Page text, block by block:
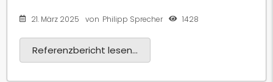
21. März 2025 von Philipp Sprecher 1428
Referenzbericht lesen...